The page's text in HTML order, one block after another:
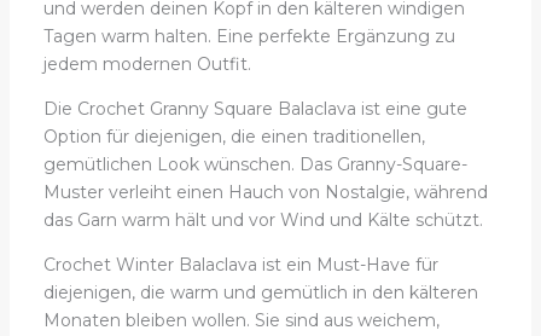
und werden deinen Kopf in den kälteren windigen
Tagen warm halten. Eine perfekte Ergänzung zu
jedem modernen Outfit.
Die Crochet Granny Square Balaclava ist eine gute
Option für diejenigen, die einen traditionellen,
gemütlichen Look wünschen. Das Granny-Square-
Muster verleiht einen Hauch von Nostalgie, während
das Garn warm hält und vor Wind und Kälte schützt.
Crochet Winter Balaclava ist ein Must-Have für
diejenigen, die warm und gemütlich in den kälteren
Monaten bleiben wollen. Sie sind aus weichem,